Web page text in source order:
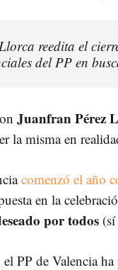
reedita el
del PP en
Juanfran Pérez
la misma en
comenzó el año
en la
por todos
PP de Valencia